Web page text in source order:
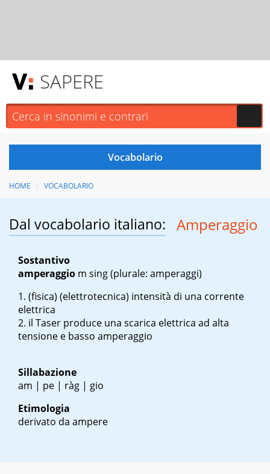
SAPERE
HOME VOCABOLARIO
Dal vocabolario italiano: Amperaggio
Sostantivo
amperaggio m sing(plurale: amperaggi)
(fisica) (elettrotecnica) intensità di una corrente
elettrica
il Taser produce una scarica elettrica ad alta
tensione e basso amperaggio
Sillabazione
am | pe | ràg | gio
Etimologia
derivato da ampere